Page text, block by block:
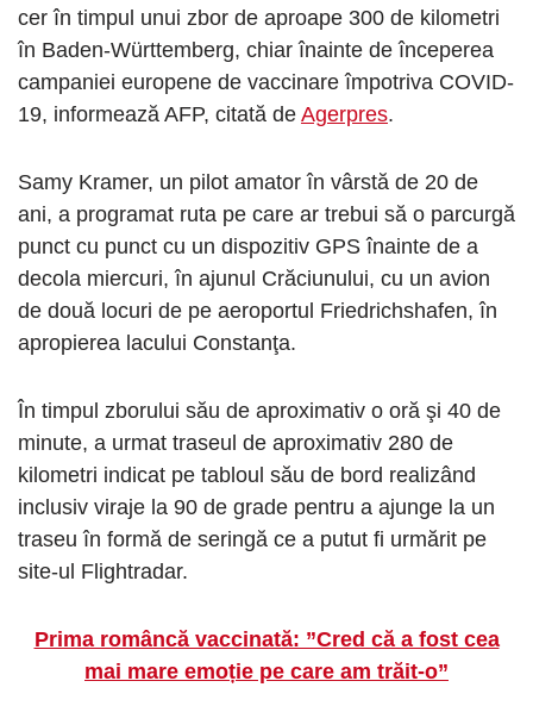
cer în timpul unui zbor de aproape 300 de kilometri
în Baden-Württemberg, chiar înainte de începerea
campaniei europene de vaccinare împotriva COVID-
19, informează AFP, citată de Agerpres.
Samy Kramer, un pilot amator în vârstă de 20 de
ani, a programat ruta pe care ar trebui să o parcurgă
punct cu punct cu un dispozitiv GPS înainte de a
decola miercuri, în ajunul Crăciunului, cu un avion
de două locuri de pe aeroportul Friedrichshafen, în
apropierea lacului Constanţa.
În timpul zborului său de aproximativ o oră şi 40 de
minute, a urmat traseul de aproximativ 280 de
kilometri indicat pe tabloul său de bord realizând
inclusiv viraje la 90 de grade pentru a ajunge la un
traseu în formă de seringă ce a putut fi urmărit pe
site-ul Flightradar.
Prima româncă vaccinată: ”Cred că a fost cea
mai mare emoție pe care am trăit-o”